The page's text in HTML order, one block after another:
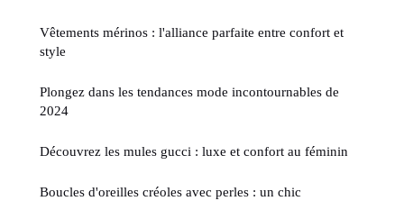
Vêtements mérinos : l'alliance parfaite entre confort et
style
Plongez dans les tendances mode incontournables de
2024
Découvrez les mules gucci : luxe et confort au féminin
Boucles d'oreilles créoles avec perles : un chic